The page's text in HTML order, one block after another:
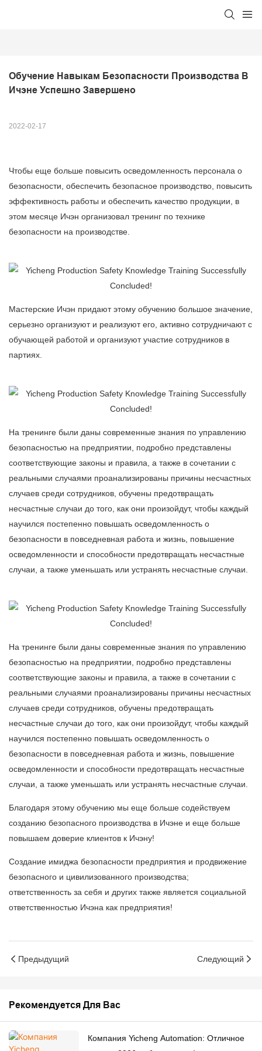
Обучение Навыкам Безопасности Производства В
Ичэне Успешно Завершено
2022-02-17
Чтобы еще больше повысить осведомленность персонала о
безопасности, обеспечить безопасное производство, повысить
эффективность работы и обеспечить качество продукции, в
этом месяце Ичэн организовал тренинг по технике
безопасности на производстве.
Мастерские Ичэн придают этому обучению большое значение,
серьезно организуют и реализуют его, активно сотрудничают с
обучающей работой и организуют участие сотрудников в
партиях.
На тренинге были даны современные знания по управлению
безопасностью на предприятии, подробно представлены
соответствующие законы и правила, а также в сочетании с
реальными случаями проанализированы причины несчастных
случаев среди сотрудников, обучены предотвращать
несчастные случаи до того, как они произойдут, чтобы каждый
научился постепенно повышать осведомленность о
безопасности в повседневная работа и жизнь, повышение
осведомленности и способности предотвращать несчастные
случаи, а также уменьшать или устранять несчастные случаи.
На тренинге были даны современные знания по управлению
безопасностью на предприятии, подробно представлены
соответствующие законы и правила, а также в сочетании с
реальными случаями проанализированы причины несчастных
случаев среди сотрудников, обучены предотвращать
несчастные случаи до того, как они произойдут, чтобы каждый
научился постепенно повышать осведомленность о
безопасности в повседневная работа и жизнь, повышение
осведомленности и способности предотвращать несчастные
случаи, а также уменьшать или устранять несчастные случаи.
Благодаря этому обучению мы еще больше содействуем
созданию безопасного производства в Ичэне и еще больше
повышаем доверие клиентов к Ичэну!
Создание имиджа безопасности предприятия и продвижение
безопасного и цивилизованного производства;
ответственность за себя и других также является социальной
ответственностью Ичэна как предприятия!
Предыдущий Следующий
Рекомендуется Для Вас
Компания Yicheng Automation: Отличное